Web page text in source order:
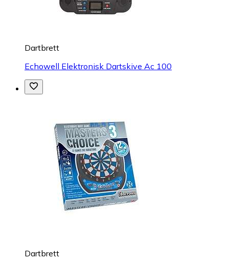
Dartbrett
Echowell Elektronisk Dartskive Ac 100
Dartbrett